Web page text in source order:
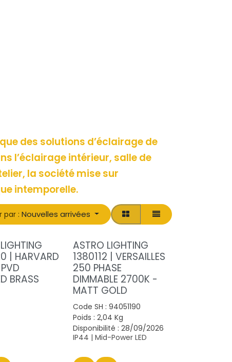
des solutions d’éclairage de
l’éclairage intérieur, salle de
la société mise sur
intemporelle.
par : Nouvelles arrivées
| HARVARD
BRASS
ASTRO LIGHTING
1380112 | VERSAILLES
250 PHASE
DIMMABLE 2700K -
MATT GOLD
Code SH :94051190
Poids :2,04 Kg
Disponibilité :28/09/2026
IP44 | Mid-Power LED